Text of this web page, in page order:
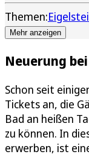
Themen:
Mehr anzeigen
Neuerung
Schon seit
Tickets an, die
Bad an heißen
zu können. In
erwerben, ist